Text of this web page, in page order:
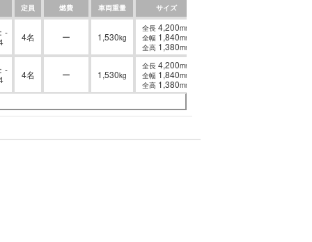
定員 燃費 車両重量 サイズ
-
4名 ー 1,530kg
全長 4,200mm
全幅 1,840mm
全高 1,380mm
-
4名 ー 1,530kg
全長 4,200mm
全幅 1,840mm
全高 1,380mm